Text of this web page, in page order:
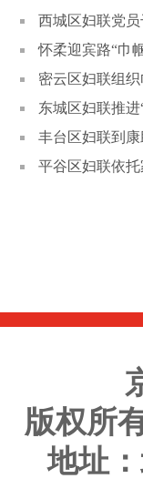
西城区妇联党
怀柔迎宾路“巾
密云区妇联组
东城区妇联推
丰台区妇联到
平谷区妇联依
版权所
地址